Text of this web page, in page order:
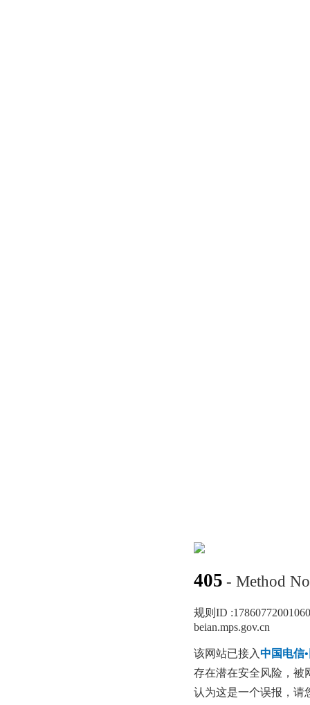
405 - Method
规则ID :
beian.mps.gov.cn
该网站已接入中国电信
存在潜在安全风险，被
认为这是一个误报，请